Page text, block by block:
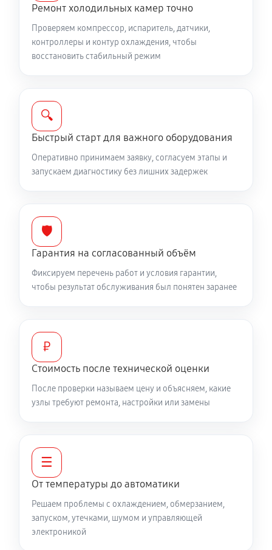
Ремонт холодильных камер точно
Проверяем компрессор, испаритель, датчики,
контроллеры и контур охлаждения, чтобы
восстановить стабильный режим
🔍
Быстрый старт для важного оборудования
Оперативно принимаем заявку, согласуем этапы и
запускаем диагностику без лишних задержек
🛡️
Гарантия на согласованный объём
Фиксируем перечень работ и условия гарантии,
чтобы результат обслуживания был понятен заранее
₽
Стоимость после технической оценки
После проверки называем цену и объясняем, какие
узлы требуют ремонта, настройки или замены
☰
От температуры до автоматики
Решаем проблемы с охлаждением, обмерзанием,
запуском, утечками, шумом и управляющей
электроникой